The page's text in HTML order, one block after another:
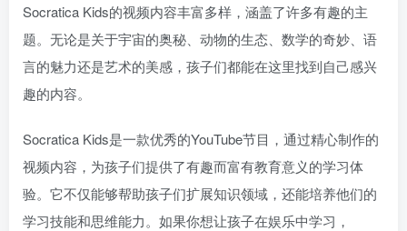
Socratica Kids的视频内容丰富多样，涵盖了许多有趣的主
题。无论是关于宇宙的奥秘、动物的生态、数学的奇妙、语
言的魅力还是艺术的美感，孩子们都能在这里找到自己感兴
趣的内容。
Socratica Kids是一款优秀的YouTube节目，通过精心制作的
视频内容，为孩子们提供了有趣而富有教育意义的学习体
验。它不仅能够帮助孩子们扩展知识领域，还能培养他们的
学习技能和思维能力。如果你想让孩子在娱乐中学习，